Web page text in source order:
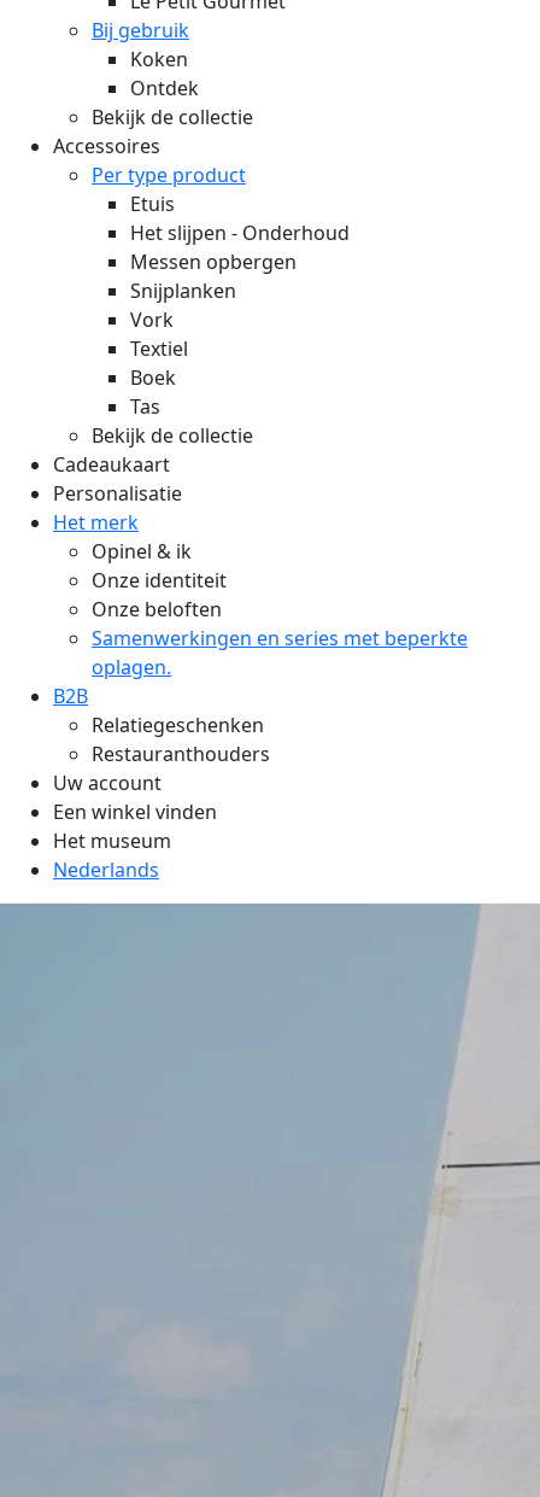
Bij gebruik
Koken
Ontdek
Bekijk de collectie
Accessoires
Per type product
Etuis
Het slijpen - Onderhoud
Messen opbergen
Snijplanken
Vork
Textiel
Boek
Tas
Bekijk de collectie
Cadeaukaart
Personalisatie
Het merk
Opinel & ik
Onze identiteit
Onze beloften
Samenwerkingen en series met beperkte
oplagen.
B2B
Relatiegeschenken
Restauranthouders
Uw account
Een winkel vinden
Het museum
Nederlands